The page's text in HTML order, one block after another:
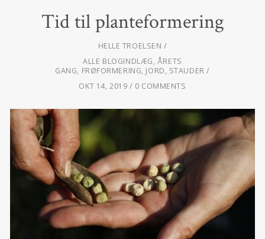
Tid til planteformering
HELLE TROELSEN
ALLE BLOGINDLÆG, ÅRETS
GANG, FRØFORMERING, JORD, STAUDER
OKT 14, 2019
0 COMMENTS